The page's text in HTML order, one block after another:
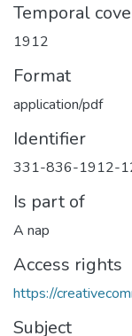
Temporal
1912
Format
application/pdf
Identifier
331-836-1912-
Is part of
A nap
Access rights
https://
Subject